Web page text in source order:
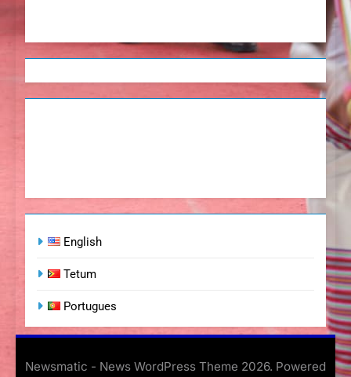
English
Tetum
Portugues
Newsmatic - News WordPress Theme 2026. Powered